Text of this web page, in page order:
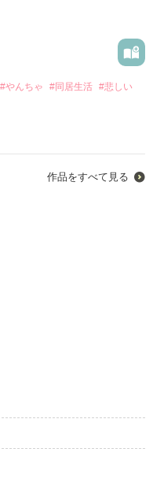
、
た。
#やんちゃ #同居生活 #悲しい
とそっくりな男。
よ！それに俺たち、似て
作品をすべて見る